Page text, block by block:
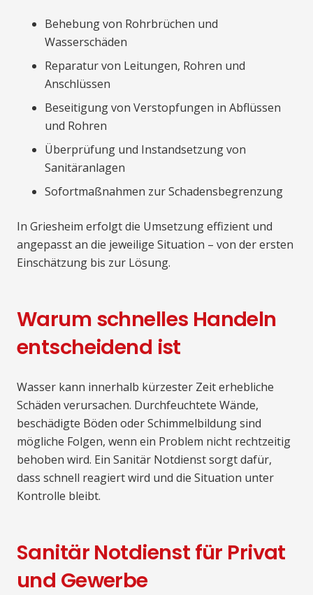
Behebung von Rohrbrüchen und
Wasserschäden
Reparatur von Leitungen, Rohren und
Anschlüssen
Beseitigung von Verstopfungen in Abflüssen
und Rohren
Überprüfung und Instandsetzung von
Sanitäranlagen
Sofortmaßnahmen zur Schadensbegrenzung
In Griesheim erfolgt die Umsetzung effizient und
angepasst an die jeweilige Situation – von der ersten
Einschätzung bis zur Lösung.
Warum schnelles Handeln
entscheidend ist
Wasser kann innerhalb kürzester Zeit erhebliche
Schäden verursachen. Durchfeuchtete Wände,
beschädigte Böden oder Schimmelbildung sind
mögliche Folgen, wenn ein Problem nicht rechtzeitig
behoben wird. Ein Sanitär Notdienst sorgt dafür,
dass schnell reagiert wird und die Situation unter
Kontrolle bleibt.
Sanitär Notdienst für Privat
und Gewerbe